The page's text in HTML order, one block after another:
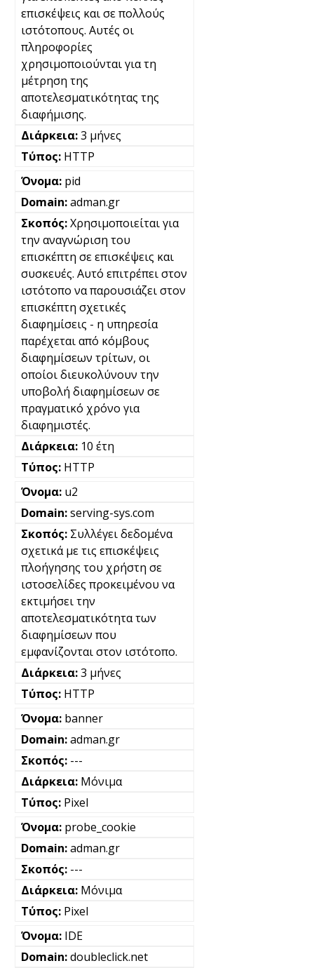
επισκέψεις και σε πολλούς
ιστότοπους. Αυτές οι
πληροφορίες
χρησιμοποιούνται για τη
μέτρηση της
αποτελεσματικότητας της
διαφήμισης.
3 μήνες
HTTP
pid
adman.gr
Χρησιμοποιείται για
την αναγνώριση του
επισκέπτη σε επισκέψεις και
συσκευές. Αυτό επιτρέπει στον
ιστότοπο να παρουσιάζει στον
επισκέπτη σχετικές
διαφημίσεις - η υπηρεσία
παρέχεται από κόμβους
διαφημίσεων τρίτων, οι
οποίοι διευκολύνουν την
υποβολή διαφημίσεων σε
πραγματικό χρόνο για
διαφημιστές.
10 έτη
HTTP
u2
serving-sys.com
Συλλέγει δεδομένα
σχετικά με τις επισκέψεις
πλοήγησης του χρήστη σε
ιστοσελίδες προκειμένου να
εκτιμήσει την
αποτελεσματικότητα των
διαφημίσεων που
εμφανίζονται στον ιστότοπο.
3 μήνες
HTTP
banner
adman.gr
---
Μόνιμα
Pixel
probe_cookie
adman.gr
---
Μόνιμα
Pixel
IDE
doubleclick.net